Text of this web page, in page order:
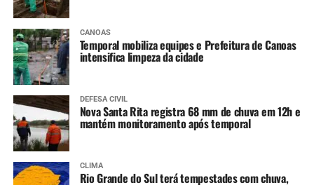
CANOAS
Temporal mobiliza equipes e Prefeitura de Canoas
intensifica limpeza da cidade
DEFESA CIVIL
Nova Santa Rita registra 68 mm de chuva em 12h e
mantém monitoramento após temporal
CLIMA
Rio Grande do Sul terá tempestades com chuva,